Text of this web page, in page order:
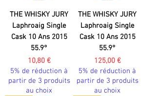
THE WHISKY JURY
Laphroaig Single
Cask 10 Ans 2015
55.9°
Prix
10,80 €
5% de réduction à
partir de 3 produits
au choix
THE WHISKY JURY
Laphroaig Single
Cask 10 Ans 2015
55.9°
Prix
125,00 €
5% de réduction à
partir de 3 produits
au choix